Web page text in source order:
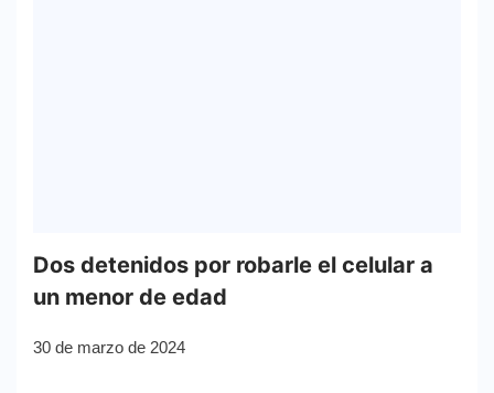
Dos detenidos por robarle el celular a
un menor de edad
30 de marzo de 2024